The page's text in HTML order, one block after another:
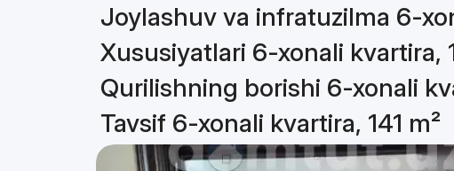
Joylashuv va infratuzilma 6-
Xususiyatlari 6-xonali kvartira,
Qurilishning borishi 6-xonali
Tavsif 6-xonali kvartira, 141 m²